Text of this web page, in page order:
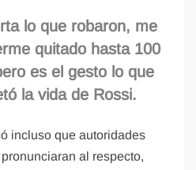
lo que robaron, me
quitado hasta 100
es el gesto lo que
la vida de Rossi.
incluso que autoridades
al respecto,